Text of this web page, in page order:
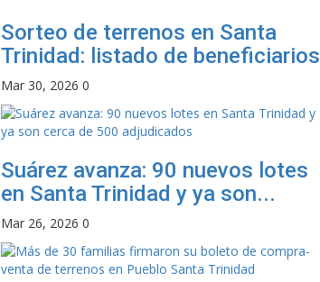
Sorteo de terrenos en Santa
Trinidad: listado de beneficiarios
Mar 30, 2026 0
Suárez avanza: 90 nuevos lotes
en Santa Trinidad y ya son...
Mar 26, 2026 0